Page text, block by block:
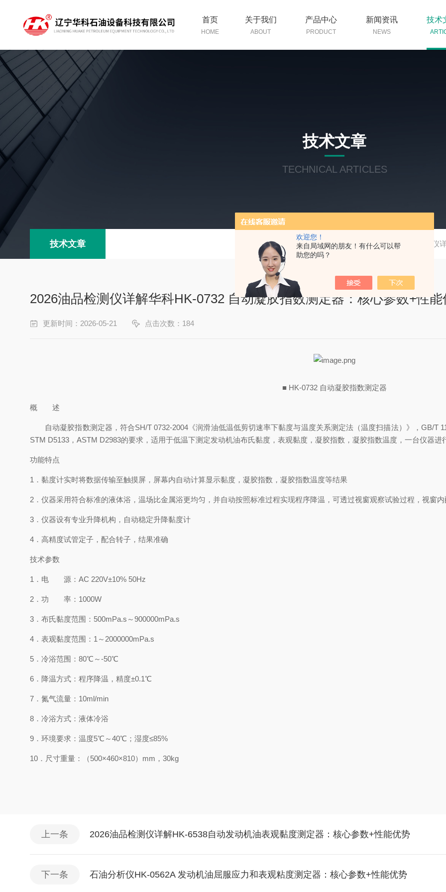
欢迎您！
来自局域网的朋友！有什么可以帮
助您的吗？
首页
HOME
关于我们
ABOUT
产品中心
PRODUCT
新闻资讯
NEWS
技术
技术文章
TECHNICAL ARTICLES
技术文章 当前位置：首页 技术文章 2026油品检测仪
2026油品检测仪详解华科HK-0732 自动凝胶指数测定器：核心参数+性能
更新时间：2026-05-21 点击次数：184
■ HK-0732 自动凝胶指数测定器
概 述
自动凝胶指数测定器，符合SH/T 0732-2004《润滑油低温低剪切速率下黏度与温度关系测定法（温度扫描法）》，GB/T
STM D5133，ASTM D2983的要求，适用于低温下测定发动机油布氏黏度，表观黏度，凝胶指数，凝胶指数温度，一台仪器进
功能特点
1．黏度计实时将数据传输至触摸屏，屏幕内自动计算显示黏度，凝胶指数，凝胶指数温度等结果
2．仪器采用符合标准的液体浴，温场比金属浴更均匀，并自动按照标准过程实现程序降温，可透过视窗观察试验过程，视窗
3．仪器设有专业升降机构，自动稳定升降黏度计
4．高精度试管定子，配合转子，结果准确
技术参数
1．电 源：AC 220V±10% 50Hz
2．功 率：1000W
3．布氏黏度范围：500mPa.s～900000mPa.s
4．表观黏度范围：1～2000000mPa.s
5．冷浴范围：80℃～-50℃
6．降温方式：程序降温，精度±0.1℃
7．氮气流量：10ml/min
8．冷浴方式：液体冷浴
9．环境要求：温度5℃～40℃；湿度≤85%
10．尺寸重量：（500×460×810）mm，30kg
上一条 2026油品检测仪详解HK-6538自动发动机油表观黏度测定器：核心参数+性能优势
下一条 石油分析仪HK-0562A 发动机油屈服应力和表观粘度测定器：核心参数+性能优势